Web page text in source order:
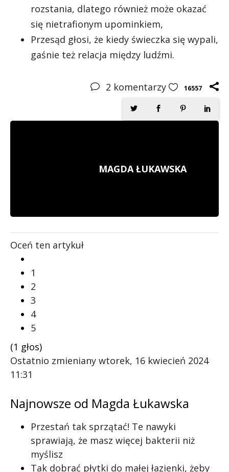
rozstania, dlatego również może okazać
się nietrafionym upominkiem,
Przesąd głosi, że kiedy świeczka się wypali,
gaśnie też relacja między ludźmi.
2 komentarzy 16557
MAGDA ŁUKAWSKA
Oceń ten artykuł
1
2
3
4
5
(1 głos)
Ostatnio zmieniany wtorek, 16 kwiecień 2024
11:31
Najnowsze od Magda Łukawska
Przestań tak sprzątać! Te nawyki
sprawiają, że masz więcej bakterii niż
myślisz
Tak dobrać płytki do małej łazienki, żeby